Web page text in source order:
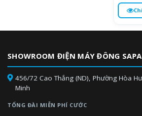
SHOWROOM ĐIỆN MÁY ĐÔNG SAPA
456/72 Cao Thắng (ND), Phường Hòa
Minh
TỔNG ĐÀI MIỄN PHÍ CƯỚC